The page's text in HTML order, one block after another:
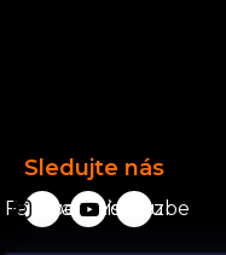
Sledujte nás
Facebook
karavanista.cz
YouTube